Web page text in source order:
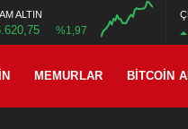
ALTIN
%1,97
MEMURLAR BITCOIN